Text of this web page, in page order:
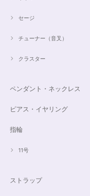
セージ
チューナー（音叉）
クラスター
ペンダント・ネックレス
ピアス・イヤリング
指輪
11号
ストラップ